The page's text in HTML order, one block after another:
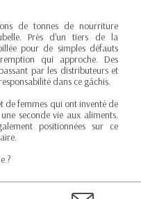
de tonnes de nourriture
Près d'un tiers de la
pour de simples défauts
qui approche. Des
par les distributeurs et
dans ce gâchis.
de femmes qui ont inventé de
seconde vie aux aliments.
positionnées sur ce
?